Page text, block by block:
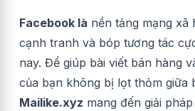
Facebook là nền tảng mạng xã
cạnh tranh và bóp tương tác
nay. Để giúp bài viết bán hàng
của bạn không bị lọt thỏm giữa
Mailike.xyz mang đến giải